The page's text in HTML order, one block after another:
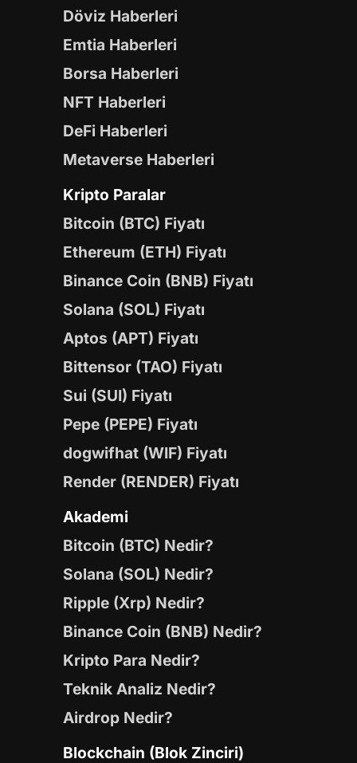
Döviz Haberleri
Emtia Haberleri
Borsa Haberleri
NFT Haberleri
DeFi Haberleri
Metaverse Haberleri
Kripto Paralar
Bitcoin (BTC) Fiyatı
Ethereum (ETH) Fiyatı
Binance Coin (BNB) Fiyatı
Solana (SOL) Fiyatı
Aptos (APT) Fiyatı
Bittensor (TAO) Fiyatı
Sui (SUI) Fiyatı
Pepe (PEPE) Fiyatı
dogwifhat (WIF) Fiyatı
Render (RENDER) Fiyatı
Akademi
Bitcoin (BTC) Nedir?
Solana (SOL) Nedir?
Ripple (Xrp) Nedir?
Binance Coin (BNB) Nedir?
Kripto Para Nedir?
Teknik Analiz Nedir?
Airdrop Nedir?
Blockchain (Blok Zinciri)